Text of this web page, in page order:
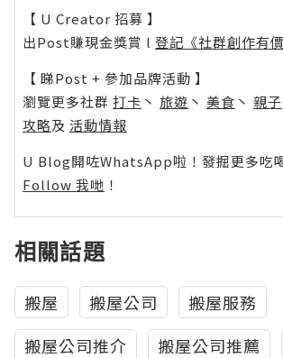
【 U Creator 招募 】
出Post賺現金獎賞 l 登記《社群創作有價
【 睇Post + 參加品牌活動 】
瀏覽更多社群 打卡 丶 旅遊 丶 美食 丶 親子
攻略及 活動情報
U Blog開咗WhatsApp啦！發掘更多吃
Follow 我哋 ！
相關話題
搬屋 搬屋公司
搬屋服務
搬屋公司推介
搬屋公司推薦